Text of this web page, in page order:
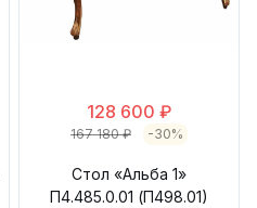
128 600 ₽
167 180 ₽ -30%
Стол «Альба 1»
П4.485.0.01 (П498.01)